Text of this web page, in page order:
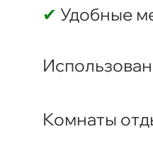
✔ Удобные
Комнаты